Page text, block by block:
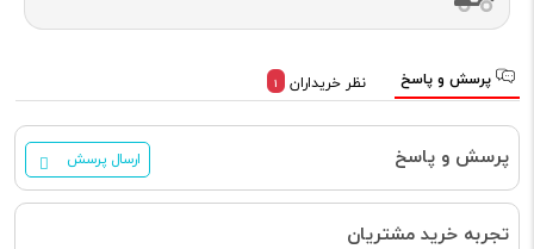
پرسش و پاسخ نظر خریداران 1
پرسش و پاسخ ارسال پرسش
تجربه خرید مشتریان